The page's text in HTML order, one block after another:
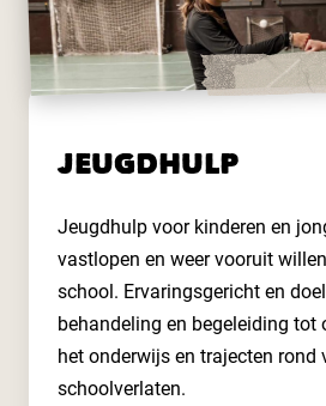
JEUGDHULP
Jeugdhulp voor kinderen en
vastlopen en weer vooruit
school. Ervaringsgericht en
behandeling en begeleiding tot
het onderwijs en trajecten rond
schoolverlaten.